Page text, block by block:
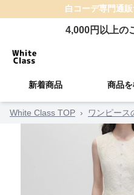
白コーデ専門通販
4,000円以上の
新着商品 商品
White Class TOP › ワンピース